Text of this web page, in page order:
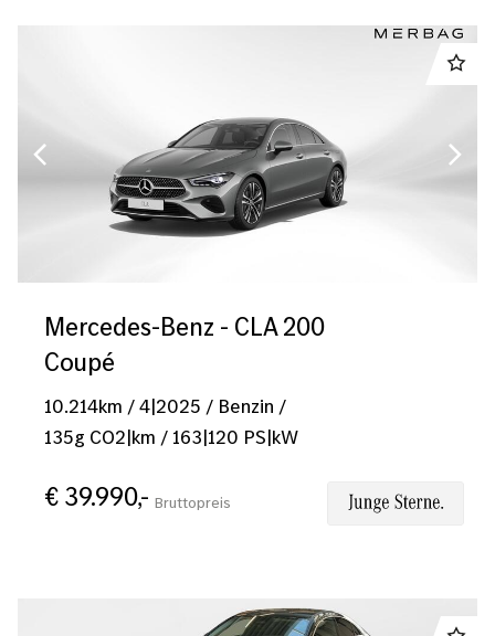
Mercedes-Benz - CLA 200
Coupé
10.214km /4|2025 / Benzin /
135g CO2|km / 163|120 PS|kW
€ 39.990,- Bruttopreis